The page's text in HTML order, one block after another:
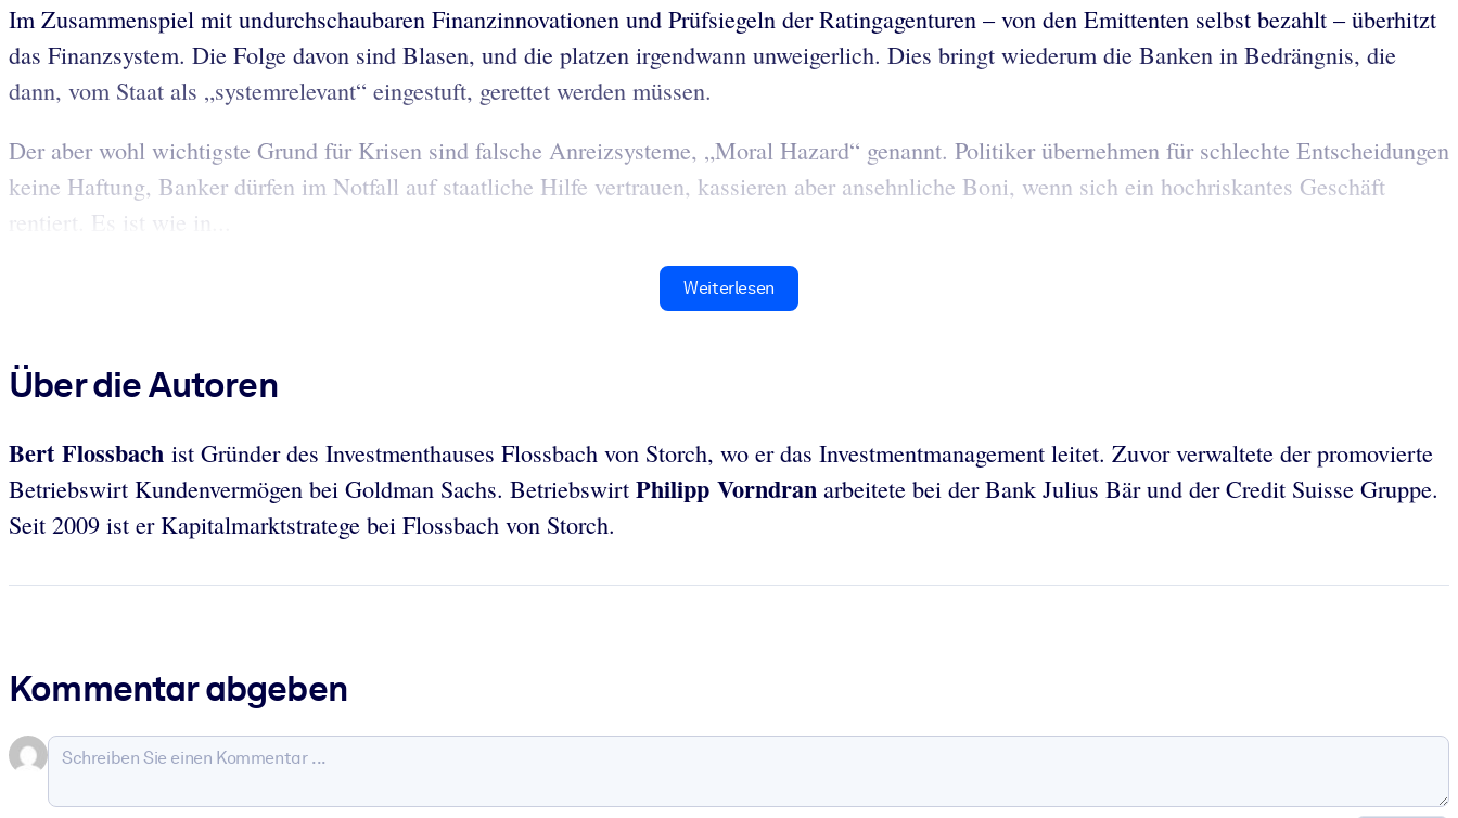
Im Zusammenspiel mit undurchschaubaren Finanzinnovationen und Prüfsiegeln der Ratingagenturen – von den Emittenten selbst bezahlt – überhitzt
das Finanzsystem. Die Folge davon sind Blasen, und die platzen irgendwann unweigerlich. Dies bringt wiederum die Banken in Bedrängnis, die
dann, vom Staat als „systemrelevant“ eingestuft, gerettet werden müssen.
Der aber wohl wichtigste Grund für Krisen sind falsche Anreizsysteme, „Moral Hazard“ genannt. Politiker übernehmen für schlechte Entscheidungen
keine Haftung, Banker dürfen im Notfall auf staatliche Hilfe vertrauen, kassieren aber ansehnliche Boni, wenn sich ein hochriskantes Geschäft
rentiert. Es ist wie in...
Weiterlesen
Über die Autoren
Bert Flossbach ist Gründer des Investmenthauses Flossbach von Storch, wo er das Investmentmanagement leitet. Zuvor verwaltete der promovierte
Betriebswirt Kundenvermögen bei Goldman Sachs. Betriebswirt Philipp Vorndran arbeitete bei der Bank Julius Bär und der Credit Suisse Gruppe.
Seit 2009 ist er Kapitalmarktstratege bei Flossbach von Storch.
Kommentar abgeben